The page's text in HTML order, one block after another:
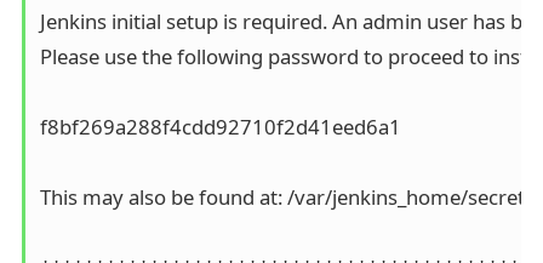
Jenkins initial setup is required. An admin user has
Please use the following password to proceed to
f8bf269a288f4cdd92710f2d41eed6a1
This may also be found at: /var/jenkins_home/